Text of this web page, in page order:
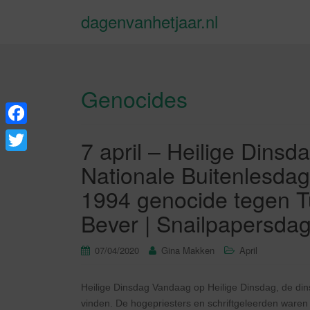
dagenvanhetjaar.nl
Genocides
7 april – Heilige
Nationale
1994 genocide tegen
Bever | Snailpapersdag
07/04/2020 Gina Makken April
Heilige Dinsdag Vandaag op Heilige Dinsdag, de
vinden. De hogepriesters en schriftgeleerden
F